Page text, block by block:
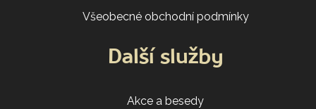
Všeobecné obchodní podmínky
Další služby
Akce a besedy